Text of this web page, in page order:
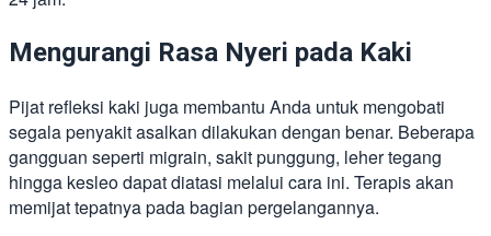
Mengurangi Rasa Nyeri pada Kaki
Pijat refleksi kaki juga membantu Anda untuk mengobati
segala penyakit asalkan dilakukan dengan benar. Beberapa
gangguan seperti migrain, sakit punggung, leher tegang
hingga kesleo dapat diatasi melalui cara ini. Terapis akan
memijat tepatnya pada bagian pergelangannya.